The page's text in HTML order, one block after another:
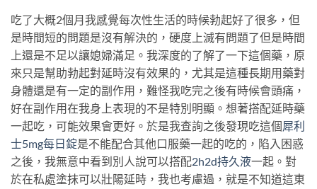
吃了大概2個月我感覺每次性生活的時候勃起好了很多，但
是時間短的問題是沒有解決的，硬度上滅有問題了但是時間
上還是不足以讓媳婦滿足。我深度的了解了一下這個藥，原
來只是幫助勃起對延時沒有效果的，尤其是這種長期用藥對
身體還是有一定的副作用，難怪我吃完之後有時候會頭痛，
好在副作用在我身上表現的不是特別明顯。想著搭配延時藥
一起吃，可能效果會更好。於是我查詢之後發現吃這個犀利
士5mg每日錠是不能配合其他口服藥一起的吃的，陷入困惑
之後，我無意中看到別人說可以搭配2h2d持久液一起。對
於在私處塗抹可以壯陽延時，我也考慮過，就是不知道這東